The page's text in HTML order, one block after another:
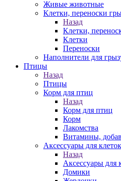
Живые животные
Клетки, переноски
Назад
Клетки,
Клетки
Переноски
Наполнители для
Птицы
Назад
Птицы
Корм для птиц
Назад
Корм для птиц
Корм
Лакомства
Витамины,
Аксессуары для
Назад
Аксессуары для
Домики